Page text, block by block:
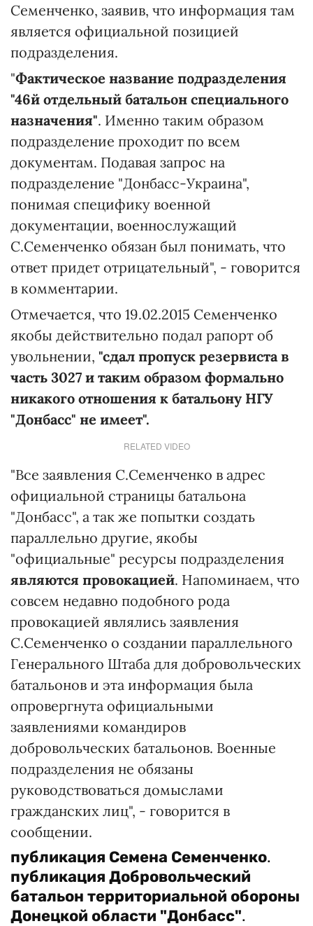
Семенченко, заявив, что информация там
является официальной позицией
подразделения.
"Фактическое название подразделения
"46й отдельный батальон специального
назначения". Именно таким образом
подразделение проходит по всем
документам. Подавая запрос на
подразделение "Донбасс-Украина",
понимая специфику военной
документации, военнослужащий
С.Семенченко обязан был понимать, что
ответ придет отрицательный", - говорится
в комментарии.
Отмечается, что 19.02.2015 Семенченко
якобы действительно подал рапорт об
увольнении, "сдал пропуск резервиста в
часть 3027 и таким образом формально
никакого отношения к батальону НГУ
"Донбасс" не имеет".
RELATED VIDEO
"Все заявления С.Семенченко в адрес
официальной страницы батальона
"Донбасс", а так же попытки создать
параллельно другие, якобы
"официальные" ресурсы подразделения
являются провокацией. Напоминаем, что
совсем недавно подобного рода
провокацией являлись заявления
С.Семенченко о создании параллельного
Генерального Штаба для добровольческих
батальонов и эта информация была
опровергнута официальными
заявлениями командиров
добровольческих батальонов. Военные
подразделения не обязаны
руководствоваться домыслами
гражданских лиц", - говорится в
сообщении.
публикация Семена Семенченко.
публикация Добровольческий
батальон территориальной обороны
Донецкой области "Донбасс".